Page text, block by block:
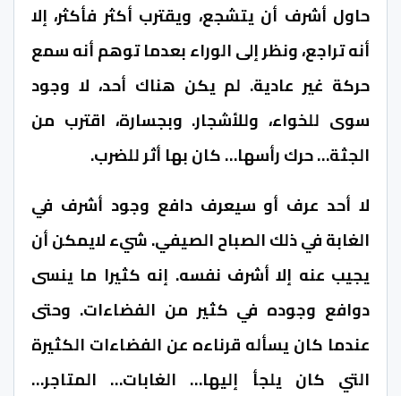
حاول أشرف أن يتشجع، ويقترب أكثر فأكثر، إلا
أنه تراجع، ونظر إلى الوراء بعدما توهم أنه سمع
حركة غير عادية. لم يكن هناك أحد، لا وجود
سوى للخواء، وللأشجار. وبجسارة، اقترب من
الجثة… حرك رأسها… كان بها أثر للضرب.
لا أحد عرف أو سيعرف دافع وجود أشرف في
الغابة في ذلك الصباح الصيفي. شيء لايمكن أن
يجيب عنه إلا أشرف نفسه. إنه كثيرا ما ينسى
دوافع وجوده في كثير من الفضاءات. وحتى
عندما كان يسأله قرناءه عن الفضاءات الكثيرة
التي كان يلجأ إليها… الغابات… المتاجر…